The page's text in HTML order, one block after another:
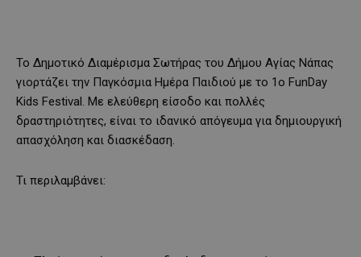
Το Δημοτικό Διαμέρισμα Σωτήρας του Δήμου Αγίας Νάπας
γιορτάζει την Παγκόσμια Ημέρα Παιδιού με το 1ο FunDay
Kids Festival. Με ελεύθερη είσοδο και πολλές
δραστηριότητες, είναι το ιδανικό απόγευμα για δημιουργική
απασχόληση και διασκέδαση.
Τι περιλαμβάνει: